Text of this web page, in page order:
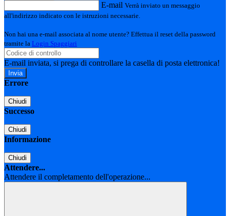
E-mail Verrà inviato un messaggio
all'indirizzo indicato con le istruzioni necessarie.
Non hai una e-mail associata al nome utente? Effettua il reset della password
tramite la Login Spaggiari
E-mail inviata, si prega di controllare la casella di posta elettronica!
Errore
Chiudi
Successo
Chiudi
Informazione
Chiudi
Attendere...
Attendere il completamento dell'operazione...